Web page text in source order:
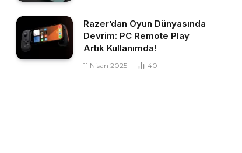
Razer’dan Oyun Dünyasında
Devrim: PC Remote Play
Artık Kullanımda!
11 Nisan 2025 40